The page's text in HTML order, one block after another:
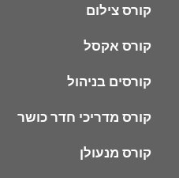
קורס צילום
קורס אקסל
קורסים בניהול
קורס מדריכי חדר כושר
קורס מנעולן